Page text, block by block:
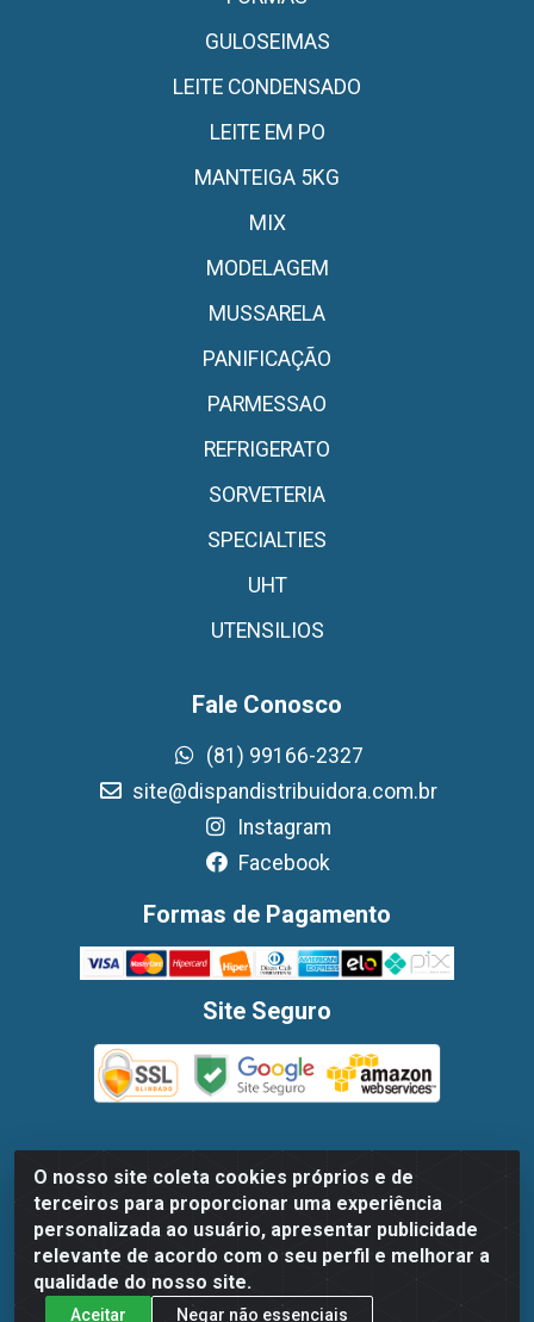
O nosso site coleta cookies próprios e de
terceiros para proporcionar uma experiência
personalizada ao usuário, apresentar publicidade
relevante de acordo com o seu perfil e melhorar a
qualidade do nosso site.
Aceitar Negar não essenciais
GULOSEIMAS
LEITE CONDENSADO
LEITE EM PO
MANTEIGA 5KG
MIX
MODELAGEM
MUSSARELA
PANIFICAÇÃO
PARMESSAO
REFRIGERATO
SORVETERIA
SPECIALTIES
UHT
UTENSILIOS
Fale Conosco
(81) 99166-2327
site@dispandistribuidora.com.br
Instagram
Facebook
Formas de Pagamento
Site Seguro
Dispan Distribuidora de Alimentos LTDA - Avenida Marechal
Mascarenhas De Moraes, 1048- Imbiribeira, Recife/PE - CEP
51.170-000 - CNPJ 30.779.584/0003-78